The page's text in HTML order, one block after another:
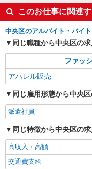
このお仕事に関連
中央区のアルバイト・バイ
同じ職種から中央区の
ファッ
アパレル販売
同じ雇用形態から中央
派遣社員
同じ特徴から中央区の
高収入・高額
交通費支給